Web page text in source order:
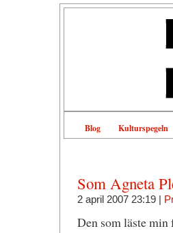
Blog Kulturspegeln
Som Agneta
2 april 2007 23:19 |
Den som läste